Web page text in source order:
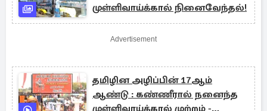
முள்ளிவாய்க்கால் நினைவேந்தல்!
Advertisement
தமிழின அழிப்பின் 17ஆம்
ஆண்டு : கண்ணீரால் நனைந்த
முள்ளிவாய்க்கால் முற்றம் -